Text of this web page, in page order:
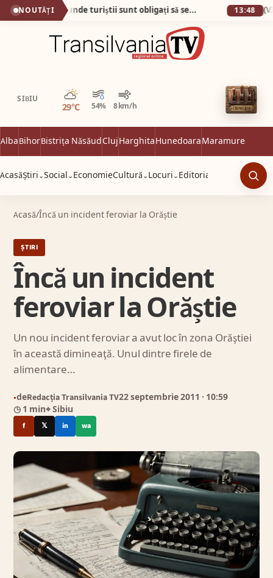
NOUTĂȚI Plaja din Tunisia unde turiștii sunt obligați să se descalțe! Nisipul e atât de fin încât pare cernut prin sită! 13:48
SIBIU
29°C 54% 8 km/h
Parțial noros
AlbaBihorBistrița NăsăudClujHarghitaHunedoaraMaramureș
AcasăȘtiri ⌄Social ⌄ EconomieCultură ⌄ Locuri ⌄ Editorial
Acasă/Încă un incident feroviar la Orăștie
ȘTIRI
Încă un incident
feroviar la Orăștie
Un nou incident feroviar a avut loc în zona Orăştiei
în această dimineaţă. Unul dintre firele de
alimentare…
●deRedacția Transilvania TV22 septembrie 2011 · 10:59
◷ 1 min⌖ Sibiu
f 𝕏 in wa